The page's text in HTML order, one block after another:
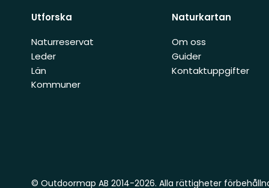
Utforska
Naturreservat
Leder
Län
Kommuner
Naturkartan
Om oss
Guider
Kontaktuppgifter
© Outdoormap AB 2014-2026. Alla rättigheter